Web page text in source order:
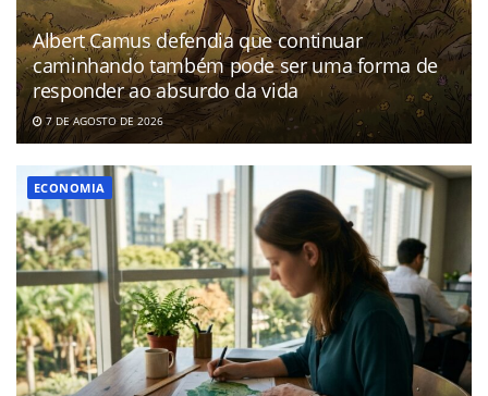
Albert Camus defendia que continuar
caminhando também pode ser uma forma de
responder ao absurdo da vida
7 DE AGOSTO DE 2026
ECONOMIA